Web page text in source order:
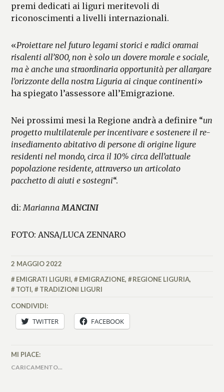
premi dedicati ai liguri meritevoli di
riconoscimenti a livelli internazionali.
«Proiettare nel futuro legami storici e radici oramai
risalenti all’800, non è solo un dovere morale e sociale,
ma è anche una straordinaria opportunità per allargare
l’orizzonte della nostra Liguria ai cinque continenti»
ha spiegato l’assessore all’Emigrazione.
Nei prossimi mesi la Regione andrà a definire “un
progetto multilaterale per incentivare e sostenere il re-
insediamento abitativo di persone di origine ligure
residenti nel mondo, circa il 10% circa dell’attuale
popolazione residente, attraverso un articolato
pacchetto di aiuti e sostegni“.
di: MariannaMANCINI
FOTO: ANSA/LUCA ZENNARO
MARIANNA
2 MAGGIO 2022
EMIGRATI LIGURI, EMIGRAZIONE, REGIONE LIGURIA,
TOTI, TRADIZIONI LIGURI
CONDIVIDI:
TWITTER FACEBOOK
MI PIACE:
CARICAMENTO...